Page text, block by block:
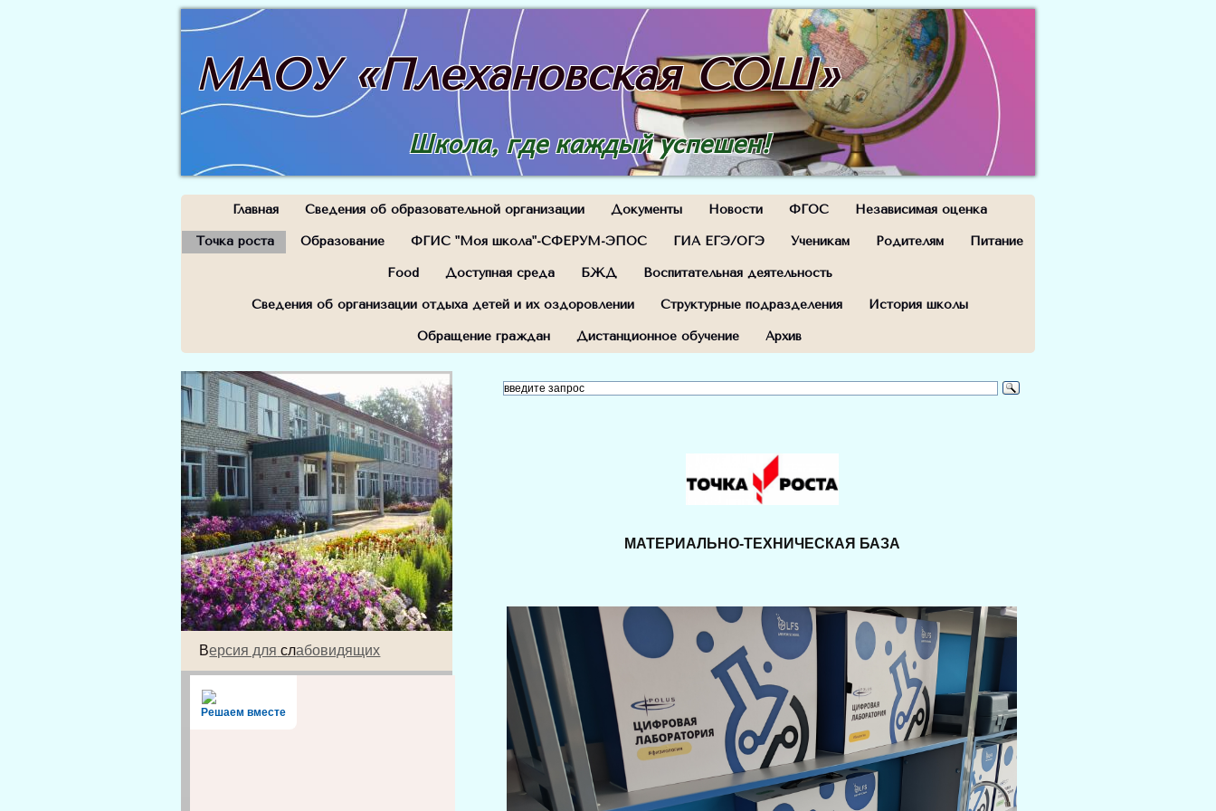
МАОУ «Плехановская СОШ»
Школа, где каждый успешен!
Главная Сведения об образовательной организации Документы Новости ФГОС Независимая оценка
Точка роста Образование ФГИС "Моя школа"-СФЕРУМ-ЭПОС ГИА ЕГЭ/ОГЭ Ученикам Родителям Питание
Food Доступная среда БЖД Воспитательная деятельность
Сведения об организации отдыха детей и их оздоровлении Структурные подразделения История школы
Обращение граждан Дистанционное обучение Архив
Версия для слабовидящих
Решаем вместе
МАТЕРИАЛЬНО-ТЕХНИЧЕСКАЯ БАЗА